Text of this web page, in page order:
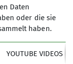
eine perfekte
Daten
oder die sie
haben.
YOUTUBE VIDEOS